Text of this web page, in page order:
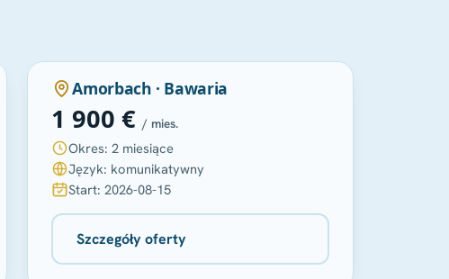
Amorbach · Bawaria
1 900 €/ mies.
Okres: 2 miesiące
Język: komunikatywny
Start: 2026-08-15
Szczegóły oferty